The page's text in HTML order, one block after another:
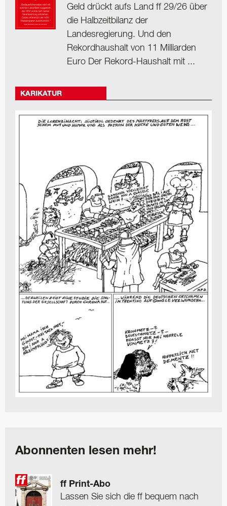
Geld drückt aufs Land ff 29/26 über
die Halbzeitbilanz der
Landesregierung. Und den
Rekordhaushalt von 11 Milliarden
Euro Der Rekord-Haushalt mit ...
KARIKATUR
Abonnenten lesen mehr!
ff Print-Abo
Lassen Sie sich die ff bequem nach